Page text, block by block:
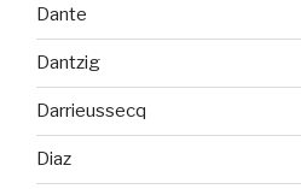
Dante
Dantzig
Darrieussecq
Diaz